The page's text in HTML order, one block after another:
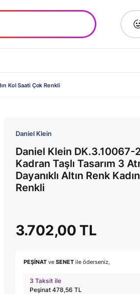
Kol Saati Çok Renkli
Daniel Klein
Daniel Klein DK.3.10067-
Kadran Taşlı Tasarım 3
Dayanıklı Altın Renk
Renkli
3.702,00 TL
PEŞİNAT ve SENET ile öderseniz,
3 Taksit ile
Peşinat 478,56 TL